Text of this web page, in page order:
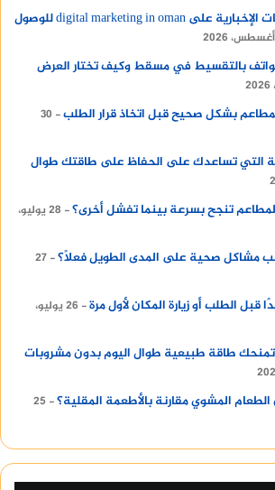
لماذا تعتمد المؤسسات الإخبارية على digital marketing in oman للوصول
بالتقسيط في مسقط وكيف تختار العرض
بشكل صحيح قبل اتخاذ قرار الطلب
30
التي تساعدك على الحفاظ على طاقتك طوال
تنجح بسرعة بينما تفشل أخرى؟
28 يوليو،
مشاكل صحية على المدى الطويل فعلًا؟ 27
قبل الطلب أو زيارة المكان لأول مرة
26 يوليو،
طاقة طبيعية طوال اليوم بدون مشروبات
الطعام المشوي مقارنة بالأطعمة المقلية؟
25